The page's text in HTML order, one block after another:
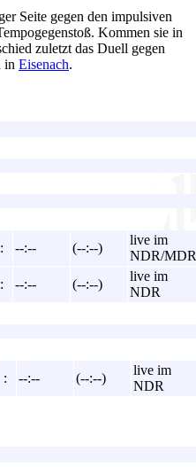
Seite gegen den impulsiven
Kommen sie in
zuletzt das Duell gegen
in Eisenach.
: --:-- (--:--)
live im
NDR/MDR
: --:-- (--:--)
live im
NDR
: --:-- (--:--)
live im
NDR